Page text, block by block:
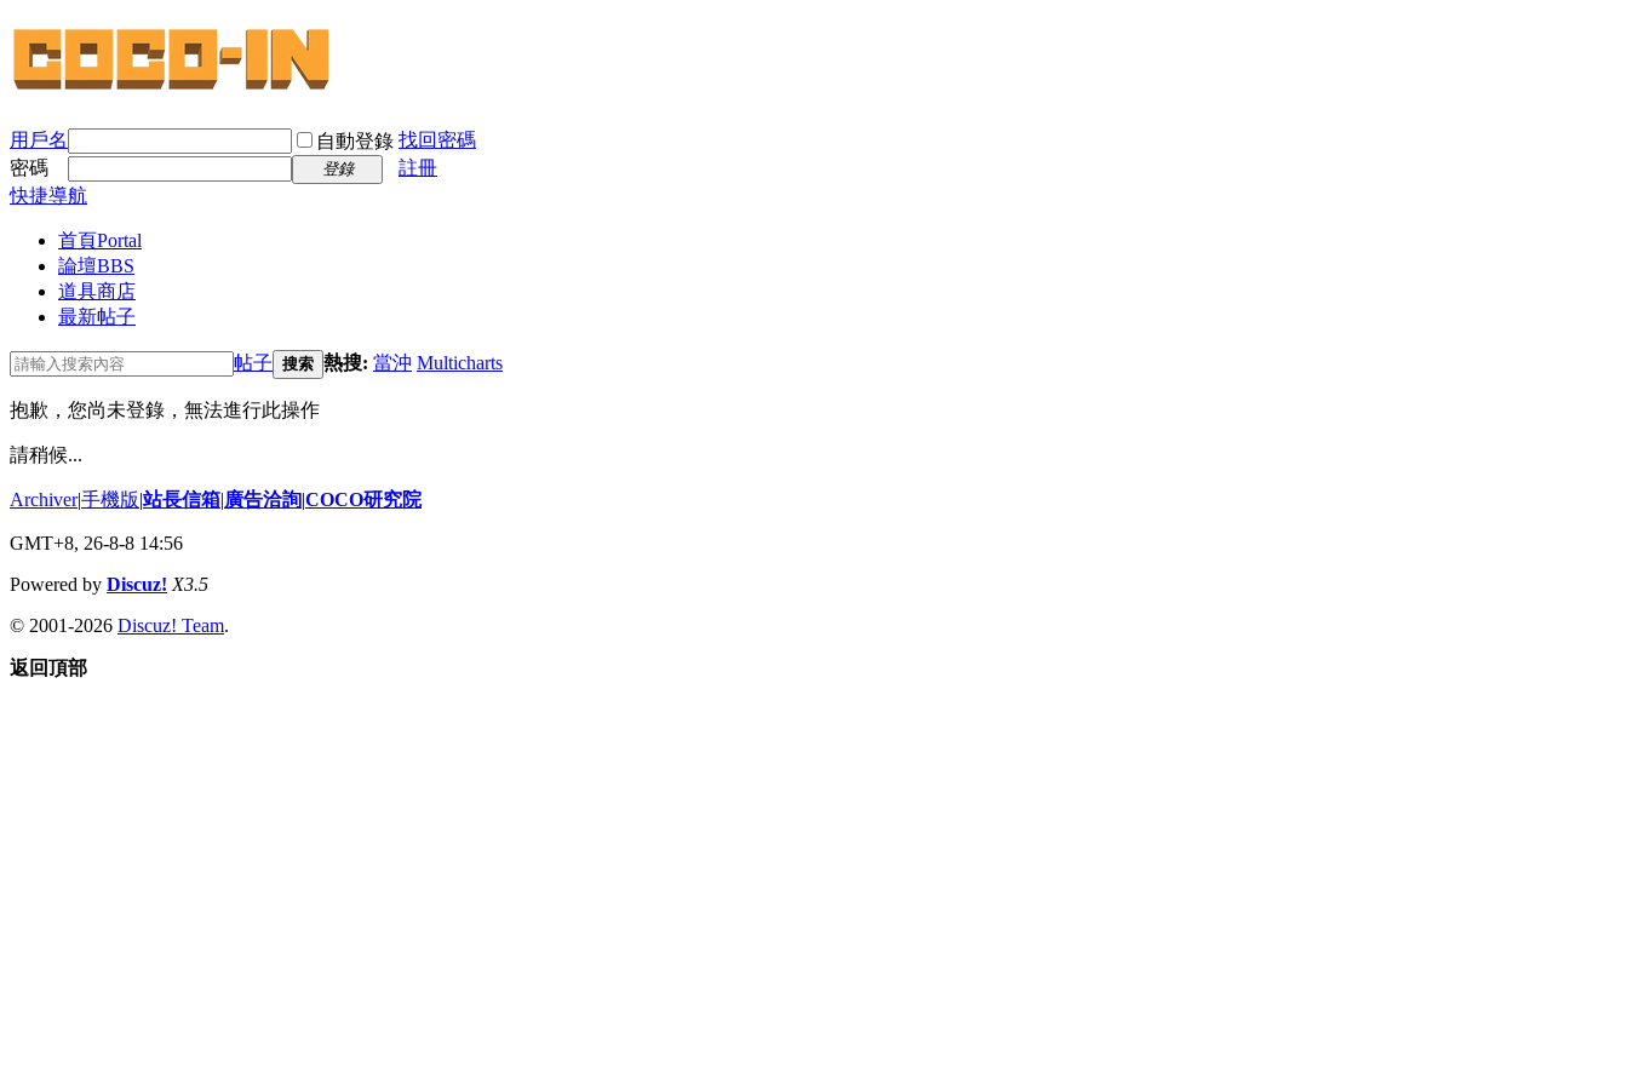
用戶名 自動登錄 找回密碼
密碼
登錄
註冊
快捷導航
首頁Portal
論壇BBS
道具商店
最新帖子
帖子 搜索 熱搜: 當沖 Multicharts
抱歉，您尚未登錄，無法進行此操作
請稍候...
Archiver|手機版|站長信箱|廣告洽詢|COCO研究院
GMT+8, 26-8-8 14:56
Powered by Discuz! X3.5
© 2001-2026 Discuz! Team.
返回頂部